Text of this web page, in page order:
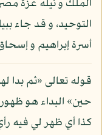
الملك و نيله عزة
التوحيد، و قد جاء
أسرة إبراهيم و
قوله تعالى «ثم بدا
حين» البداء هو
كذا أي ظهر لي فيه